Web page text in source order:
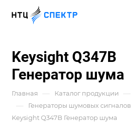
Keysight Q347B
Генератор шума
Главная — Каталог продукции —
— Генераторы шумовых сигналов
Keysight Q347B Генератор шума